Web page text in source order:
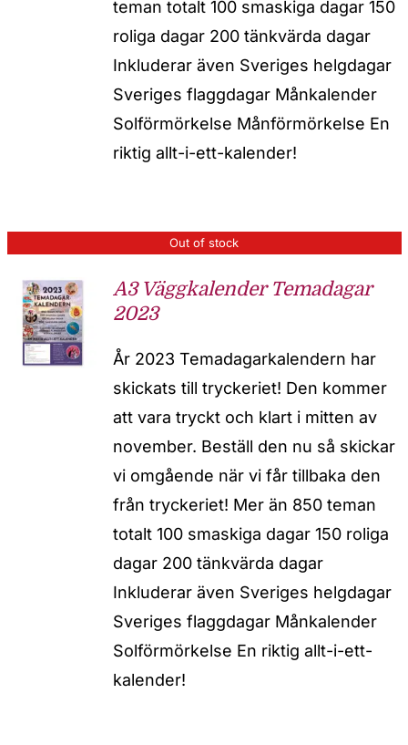
teman totalt 100 smaskiga dagar 150
roliga dagar 200 tänkvärda dagar
Inkluderar även Sveriges helgdagar
Sveriges flaggdagar Månkalender
Solförmörkelse Månförmörkelse En
riktig allt-i-ett-kalender!
Out of stock
A3 Väggkalender Temadagar
2023
År 2023 Temadagarkalendern har
skickats till tryckeriet! Den kommer
att vara tryckt och klart i mitten av
november. Beställ den nu så skickar
vi omgående när vi får tillbaka den
från tryckeriet! Mer än 850 teman
totalt 100 smaskiga dagar 150 roliga
dagar 200 tänkvärda dagar
Inkluderar även Sveriges helgdagar
Sveriges flaggdagar Månkalender
Solförmörkelse En riktig allt-i-ett-
kalender!